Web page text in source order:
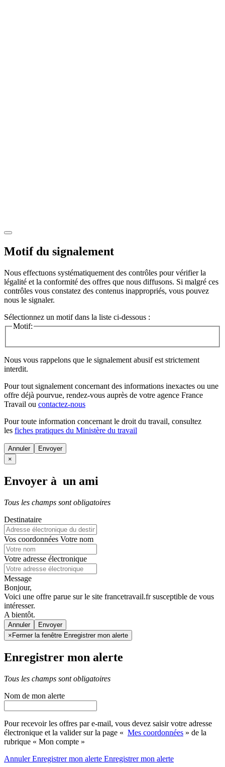
Motif du signalement
Nous effectuons systématiquement des contrôles pour vérifier la
légalité et la conformité des offres que nous diffusons. Si malgré ces
contrôles vous constatez des contenus inappropriés, vous pouvez
nous le signaler.
Sélectionnez un motif dans la liste ci-dessous :
Motif:
Nous vous rappelons que le signalement abusif est strictement
interdit.
Pour tout signalement concernant des informations inexactes ou une
offre déjà pourvue, rendez-vous auprès de votre agence France
Travail ou contactez-nous
Pour toute information concernant le droit du travail, consultez
les fiches pratiques du Ministère du travail
Annuler
×
Envoyer à un ami
Tous les champs sont obligatoires
Destinataire
Vos coordonnées Votre nom
Votre adresse électronique
Message
Bonjour,
Voici une offre parue sur le site francetravail.fr susceptible de vous
intéresser.
A bientôt.
Annuler
× Fermer la fenêtre Enregistrer mon alerte
Enregistrer mon alerte
Tous les champs sont obligatoires
Nom de mon alerte
Pour recevoir les offres par e-mail, vous devez saisir votre adresse
électronique et la valider sur la page « Mes coordonnées » de la
rubrique « Mon compte »
AnnulerEnregistrer mon alerte Enregistrermon alerte